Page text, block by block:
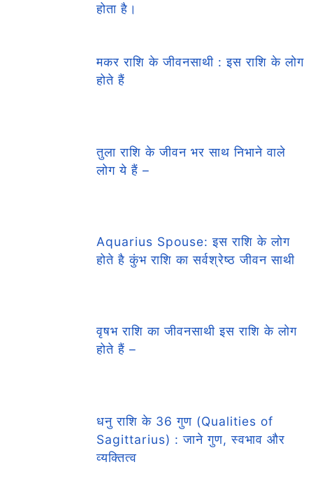
होता है।
मकर राशि के जीवनसाथी : इस राशि के लोग
होते हैं
तुला राशि के जीवन भर साथ निभाने वाले
लोग ये हैं –
Aquarius Spouse: इस राशि के लोग
होते है कुंभ राशि का सर्वश्रेष्ठ जीवन साथी
वृषभ राशि का जीवनसाथी इस राशि के लोग
होते हैं –
धनु राशि के 36 गुण (Qualities of
Sagittarius) : जाने गुण, स्वभाव और
व्यक्तित्व